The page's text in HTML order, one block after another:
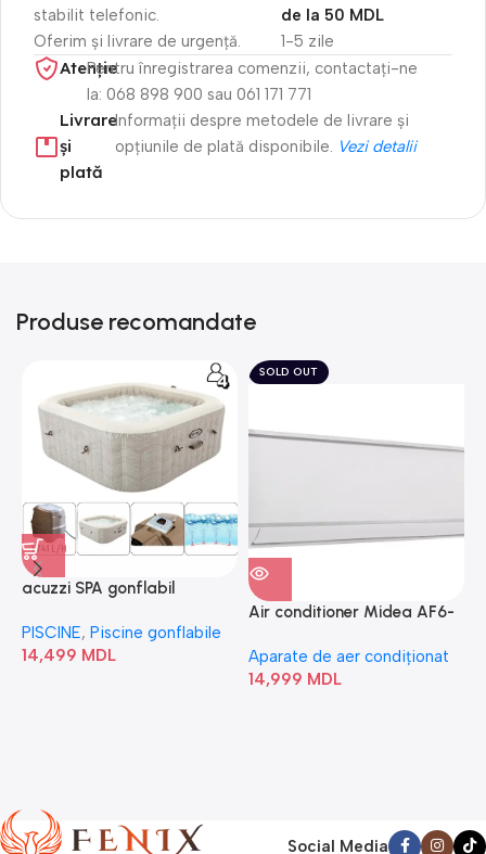
stabilit telefonic.
Oferim și livrare de urgență.
1-5 zile
de la 50 MDL
Atenție​Pentru înregistrarea comenzii, contactați-ne
la: 068 898 900 sau 061 171 771
Livrare
și
plată
Informații despre metodele de livrare și
opțiunile de plată disponibile. Vezi detalii
Produse recomandate
acuzzi SPA gonflabil
Bubble” 28446
PISCINE, Piscine gonflabile
14,499 MDL
SOLD OUT
Air conditioner Midea AF6-
Aparate de aer condiționat
14,999 MDL
Social Media